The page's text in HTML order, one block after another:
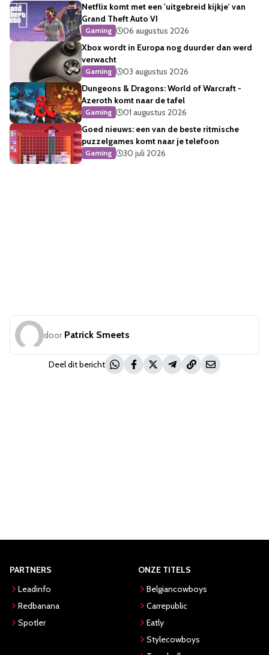
Netflix komt met een 'uitgebreid kijkje' van
Grand Theft Auto VI
Gaming
06 augustus 2026
Xbox wordt in Europa nog duurder dan werd
verwacht
Gaming
03 augustus 2026
Dungeons & Dragons: World of Warcraft -
Azeroth komt naar de tafel
Gaming
01 augustus 2026
Goed nieuws: een van de beste ritmische
puzzelgames komt naar je telefoon
Gaming 30 juli 2026
door Patrick Smeets
Deel dit bericht
PARTNERS
Leadinfo
Redbanana
Spotler
ONZE TITELS
Belgiancowboys
Carrepublic
Eatly
Stylecowboys